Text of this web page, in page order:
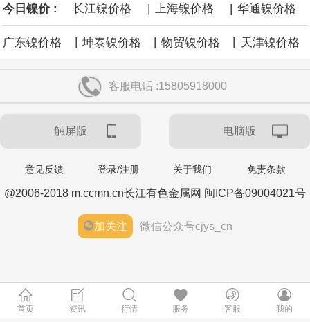
今日镍价 : 长江镍价格 | 上海镍价格 | 华通镍价格
广东镍价格 | 坤泰镍价格 | 物贸镍价格 | 天津镍价格
客服电话 :15805918000
触屏版 电脑版
意见反馈 登录/注册 关于我们 免责条款
@2006-2018 m.ccmn.cn长江有色金属网 闽ICP备09004021号
加关注 微信公众号cjys_cn
首页 资讯 行情 服务 客服 我的